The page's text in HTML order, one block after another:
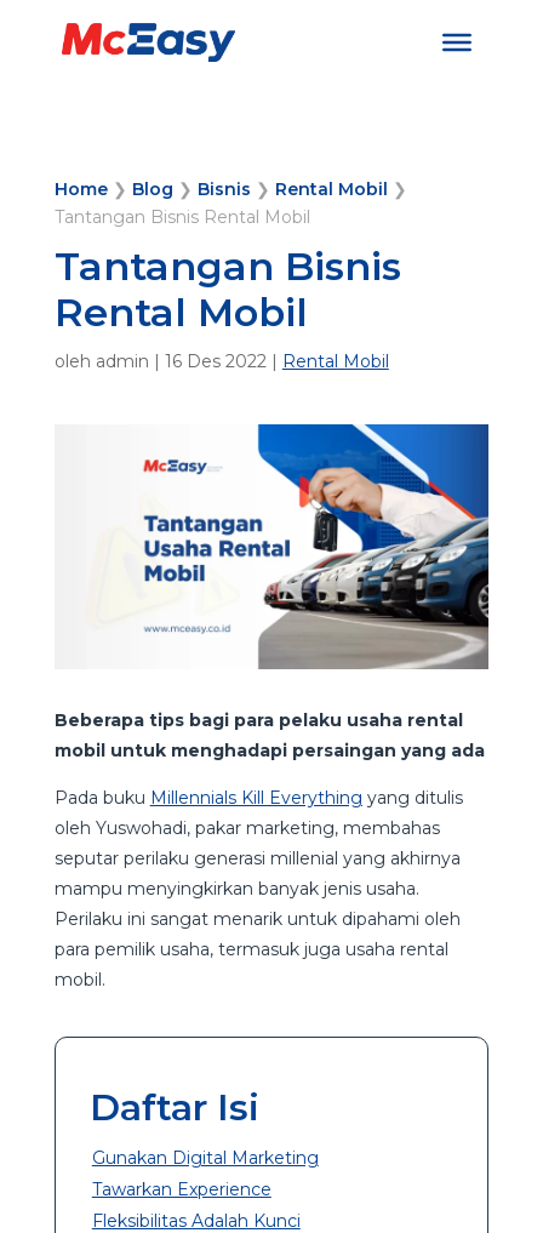
Home❯ Blog ❯ Bisnis ❯ Rental Mobil ❯
Tantangan Bisnis Rental Mobil
Tantangan Bisnis
Rental Mobil
oleh admin | 16 Des 2022| Rental Mobil
Beberapa tips bagi para pelaku usaha rental
mobil untuk menghadapi persaingan yang ada
Pada buku Millennials Kill Everything yang ditulis
oleh Yuswohadi, pakar marketing, membahas
seputar perilaku generasi millenial yang akhirnya
mampu menyingkirkan banyak jenis usaha.
Perilaku ini sangat menarik untuk dipahami oleh
para pemilik usaha, termasuk juga usaha rental
mobil.
Daftar Isi
Gunakan Digital Marketing
Tawarkan Experience
Fleksibilitas Adalah Kunci